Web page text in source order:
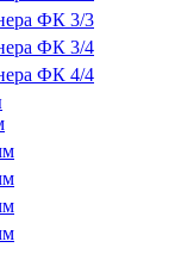
ФК 3/3
ФК 3/4
ФК 4/4